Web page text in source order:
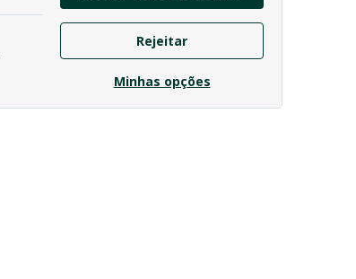
Rejeitar
Minhas opções